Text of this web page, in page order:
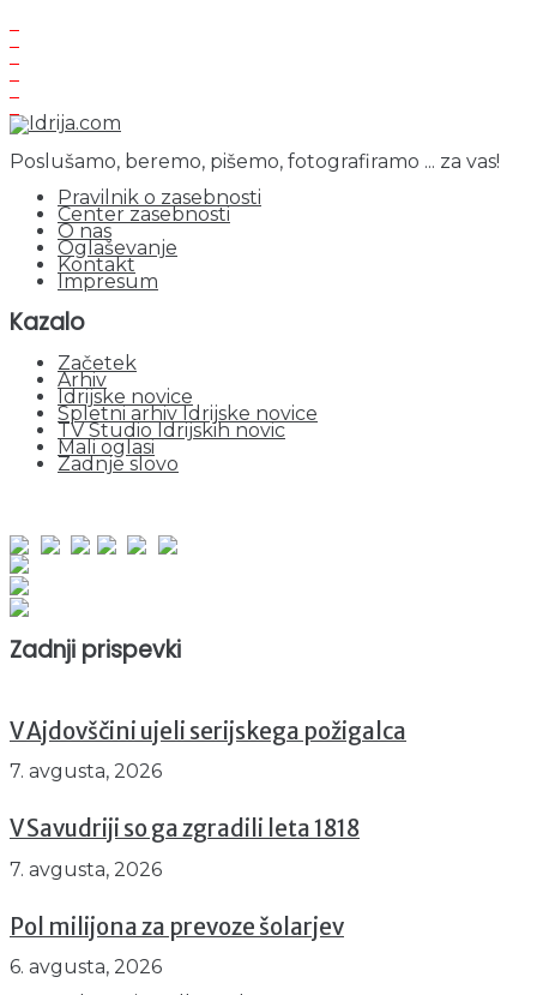
Poslušamo, beremo, pišemo, fotografiramo ... za vas!
Pravilnik o zasebnosti
Center zasebnosti
O nas
Oglaševanje
Kontakt
Impresum
Kazalo
Začetek
Arhiv
Idrijske novice
Spletni arhiv Idrijske novice
TV Studio Idrijskih novic
Mali oglasi
Zadnje slovo
Zadnji prispevki
V Ajdovščini ujeli serijskega požigalca
7. avgusta, 2026
V Savudriji so ga zgradili leta 1818
7. avgusta, 2026
Pol milijona za prevoze šolarjev
6. avgusta, 2026